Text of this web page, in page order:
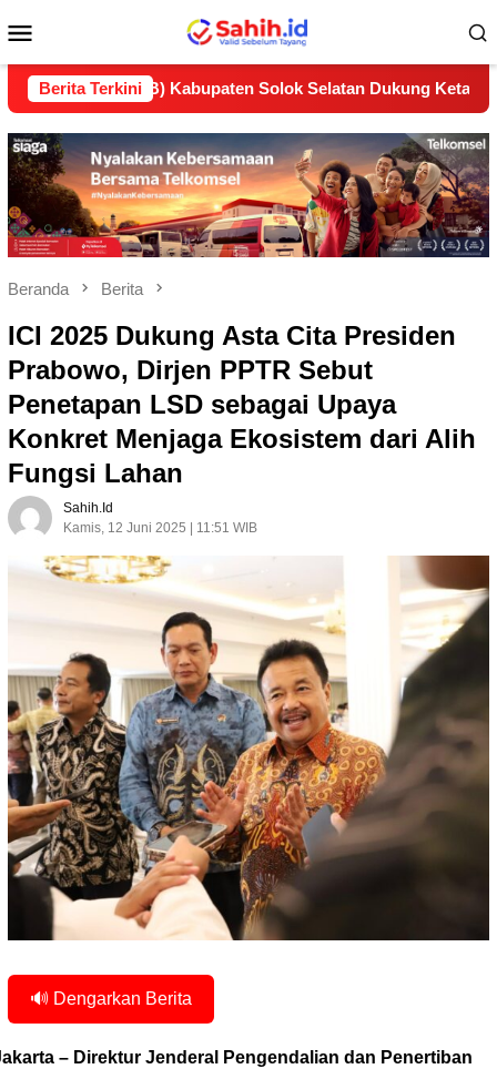
ke
Mobile
Berita Terkini
Kabupaten Solok Selatan Dukung Ketahanan Pangan
Beranda Berita
ICI 2025 Dukung Asta Cita Presiden
Prabowo, Dirjen PPTR Sebut
Penetapan LSD sebagai Upaya
Konkret Menjaga Ekosistem dari Alih
Fungsi Lahan
Sahih.id
Kamis, 12 Juni 2025 | 11:51 WIB
🔊 Dengarkan Berita
– Direktur Jenderal Pengendalian dan Penertiban